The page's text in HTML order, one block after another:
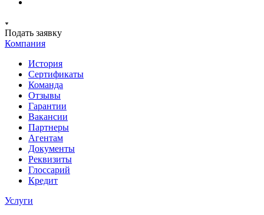
Подать заявку
Компания
История
Сертификаты
Команда
Отзывы
Гарантии
Вакансии
Партнеры
Агентам
Документы
Реквизиты
Глоссарий
Кредит
Услуги